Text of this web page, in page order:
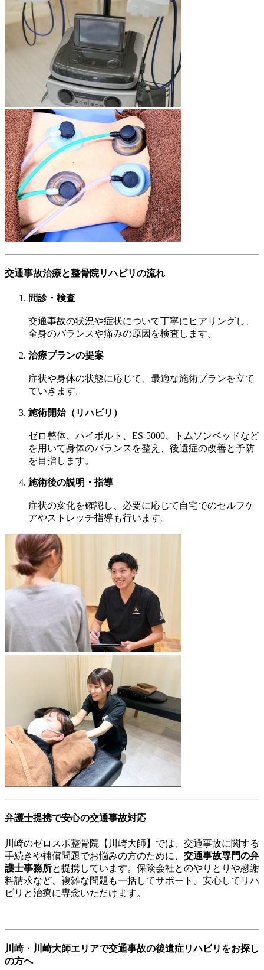
交通事故治療と整骨院リハビリの流れ
問診・検査
交通事故の状況や症状について丁寧にヒアリングし、
全身のバランスや痛みの原因を検査します。
治療プランの提案
症状や身体の状態に応じて、最適な施術プランを立て
ていきます。
施術開始（リハビリ）
ゼロ整体、ハイボルト、ES-5000、トムソンベッドなど
を用いて身体のバランスを整え、後遺症の改善と予防
を目指します。
施術後の説明・指導
症状の変化を確認し、必要に応じて自宅でのセルフケ
アやストレッチ指導も行います。
弁護士提携で安心の交通事故対応
川崎のゼロスポ整骨院【川崎大師】では、交通事故に関する
手続きや補償問題でお悩みの方のために、 交通事故専門の弁
護士事務所と提携しています。保険会社とのやりとりや慰謝
料請求など、複雑な問題も一括してサポート。安心してリハ
ビリと治療に専念いただけます。
川崎・川崎大師エリアで交通事故の後遺症リハビリをお探し
の方へ